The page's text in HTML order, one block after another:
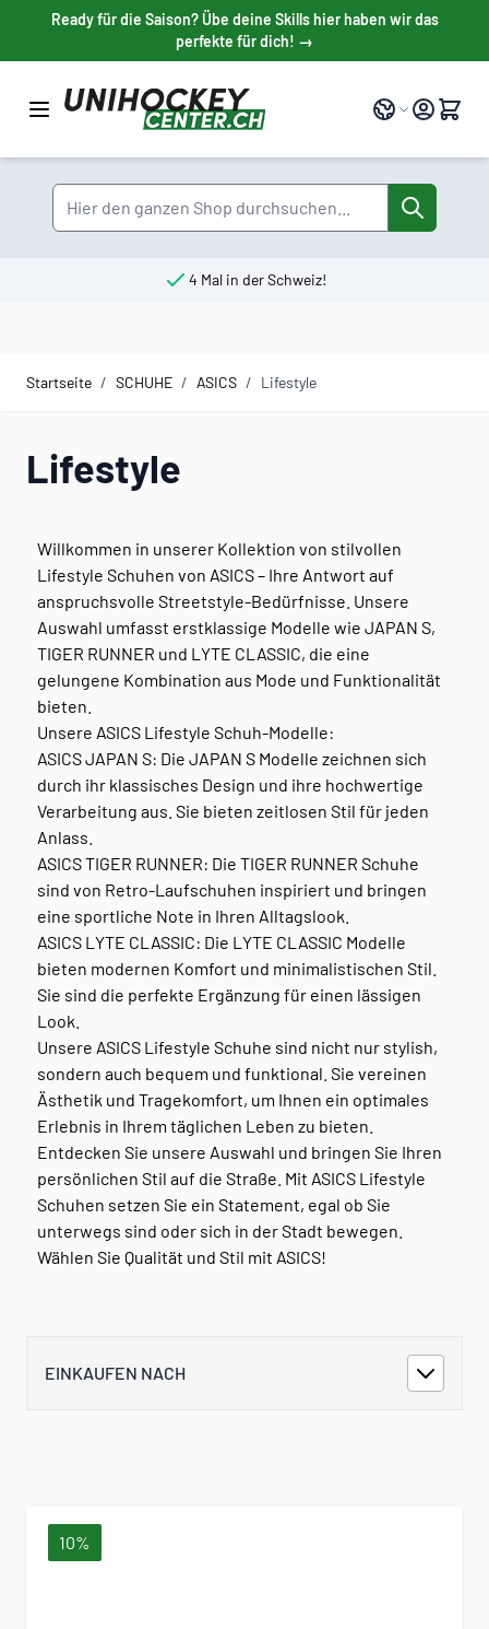
Direkt zum Inhalt
Ready für die Saison? Übe deine Skills hier haben wir das
perfekte für dich! →
Sprache
Suche
4 Mal in der Schweiz!
Startseite / SCHUHE / ASICS / Lifestyle
Lifestyle
Willkommen in unserer Kollektion von stilvollen
Lifestyle Schuhen von ASICS – Ihre Antwort auf
anspruchsvolle Streetstyle-Bedürfnisse. Unsere
Auswahl umfasst erstklassige Modelle wie JAPAN S,
TIGER RUNNER und LYTE CLASSIC, die eine
gelungene Kombination aus Mode und Funktionalität
bieten.
Unsere ASICS Lifestyle Schuh-Modelle:
ASICS JAPAN S: Die JAPAN S Modelle zeichnen sich
durch ihr klassisches Design und ihre hochwertige
Verarbeitung aus. Sie bieten zeitlosen Stil für jeden
Anlass.
ASICS TIGER RUNNER: Die TIGER RUNNER Schuhe
sind von Retro-Laufschuhen inspiriert und bringen
eine sportliche Note in Ihren Alltagslook.
ASICS LYTE CLASSIC: Die LYTE CLASSIC Modelle
bieten modernen Komfort und minimalistischen Stil.
Sie sind die perfekte Ergänzung für einen lässigen
Look.
Unsere ASICS Lifestyle Schuhe sind nicht nur stylish,
sondern auch bequem und funktional. Sie vereinen
Ästhetik und Tragekomfort, um Ihnen ein optimales
Erlebnis in Ihrem täglichen Leben zu bieten.
Entdecken Sie unsere Auswahl und bringen Sie Ihren
persönlichen Stil auf die Straße. Mit ASICS Lifestyle
Schuhen setzen Sie ein Statement, egal ob Sie
unterwegs sind oder sich in der Stadt bewegen.
Wählen Sie Qualität und Stil mit ASICS!
EINKAUFEN NACH
10%